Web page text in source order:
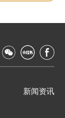
新闻资讯